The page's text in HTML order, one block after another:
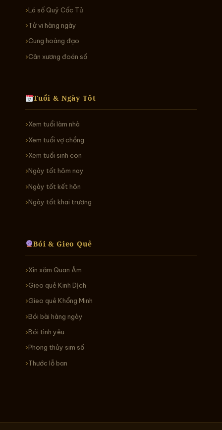
Lá số Quỷ Cốc Tử
Tử vi hàng ngày
Cung hoàng đạo
Cân xương đoán số
Tuổi & Ngày Tốt
Xem tuổi làm nhà
Xem tuổi vợ chồng
Xem tuổi sinh con
Ngày tốt hôm nay
Ngày tốt kết hôn
Ngày tốt khai trương
Bói & Gieo Quẻ
Xin xăm Quan Âm
Gieo quẻ Kinh Dịch
Gieo quẻ Khổng Minh
Bói bài hàng ngày
Bói tình yêu
Phong thủy sim số
Thước lỗ ban